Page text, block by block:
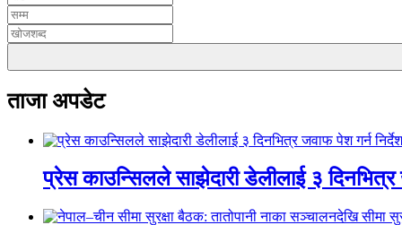
ताजा अपडेट
प्रेस काउन्सिलले साझेदारी डेलीलाई ३